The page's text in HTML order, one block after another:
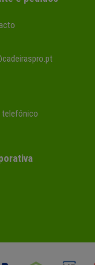
telefónico